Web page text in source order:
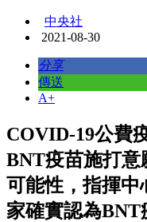
中央社
2021-08-30
分享
傳送
A+
COVID-19公費
BNT疫苗施打意
可能性，指揮中
家確實認為